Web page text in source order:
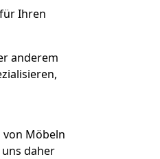
Ihren
anderem
von Möbeln
daher